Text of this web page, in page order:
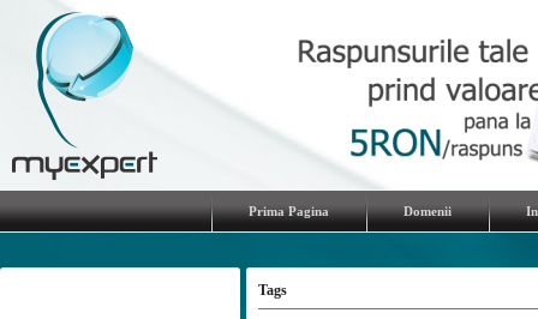
Prima Pagina Domenii
Tags